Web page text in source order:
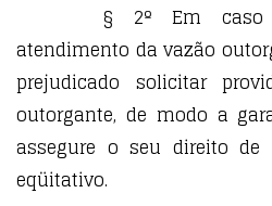
§ 2º Em
atendimento da vazão
prejudicado solicitar
outorgante, de modo a
assegure o seu direito
eqüitativo.